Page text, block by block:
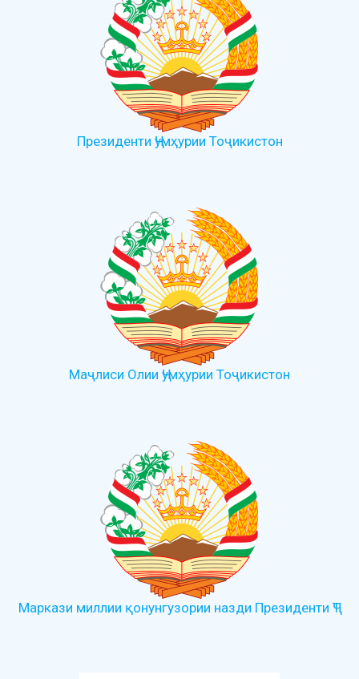
Президенти Ҷумҳурии Тоҷикистон
Маҷлиси Олии Ҷумҳурии Тоҷикистон
Маркази миллии қонунгузории назди Президенти ҶТ